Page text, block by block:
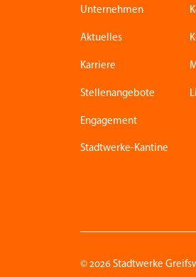
Unternehmen
Aktuelles
Karriere
Stellenangebote
Engagement
Stadtwerke-Kantine
© 2026 Stadtwerke